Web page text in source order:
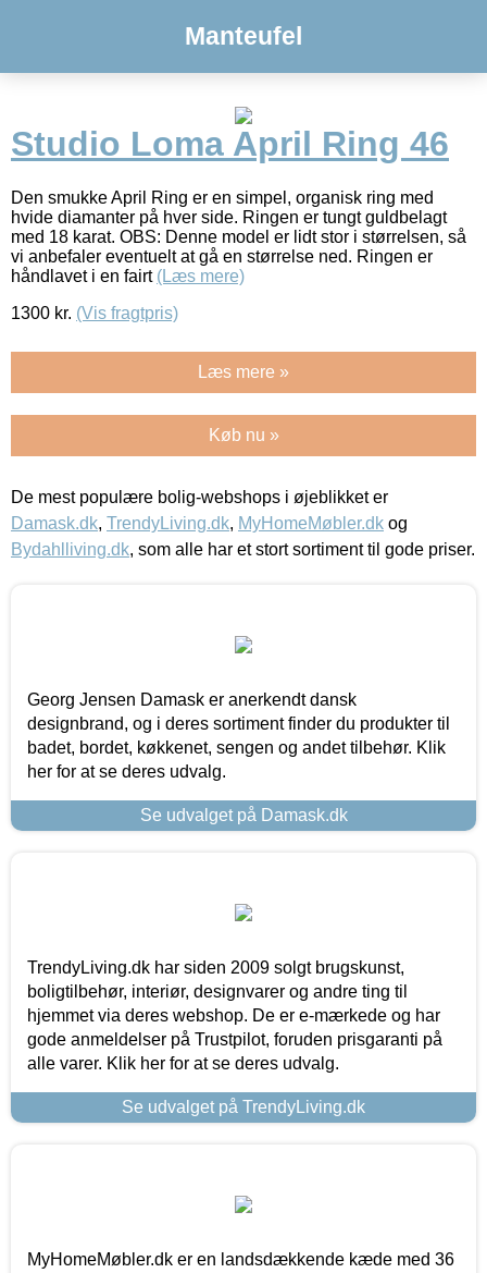
Manteufel
Studio Loma April Ring 46
Den smukke April Ring er en simpel, organisk ring med
hvide diamanter på hver side. Ringen er tungt guldbelagt
med 18 karat. OBS: Denne model er lidt stor i størrelsen, så
vi anbefaler eventuelt at gå en størrelse ned. Ringen er
håndlavet i en fairt (Læs mere)
1300 kr. (Vis fragtpris)
Læs mere »
Køb nu »
De mest populære bolig-webshops i øjeblikket er
Damask.dk, TrendyLiving.dk, MyHomeMøbler.dk og
Bydahlliving.dk, som alle har et stort sortiment til gode priser.
Georg Jensen Damask er anerkendt dansk
designbrand, og i deres sortiment finder du produkter til
badet, bordet, køkkenet, sengen og andet tilbehør. Klik
her for at se deres udvalg.
Se udvalget på Damask.dk
TrendyLiving.dk har siden 2009 solgt brugskunst,
boligtilbehør, interiør, designvarer og andre ting til
hjemmet via deres webshop. De er e-mærkede og har
gode anmeldelser på Trustpilot, foruden prisgaranti på
alle varer. Klik her for at se deres udvalg.
Se udvalget på TrendyLiving.dk
MyHomeMøbler.dk er en landsdækkende kæde med 36